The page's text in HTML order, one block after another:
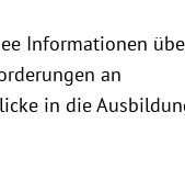
Informationen
an
in die